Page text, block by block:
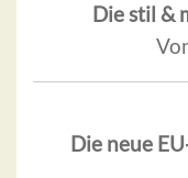
Die stil &
Die neue